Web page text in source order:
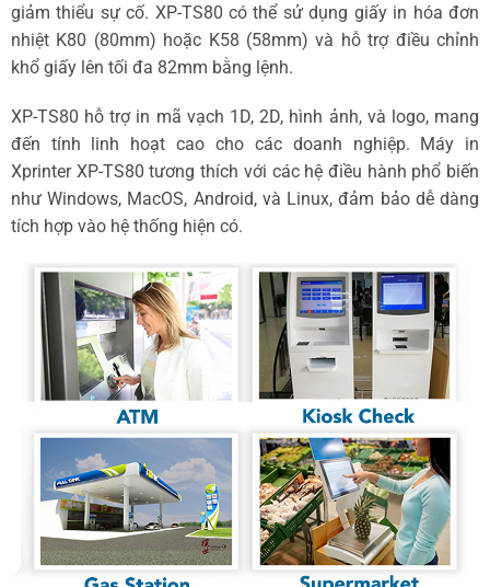
giảm thiểu sự cố. XP-TS80 có thể sử dụng giấy in hóa đơn
nhiệt K80 (80mm) hoặc K58 (58mm) và hỗ trợ điều chỉnh
khổ giấy lên tối đa 82mm bằng lệnh.
XP-TS80 hỗ trợ in mã vạch 1D, 2D, hình ảnh, và logo, mang
đến tính linh hoạt cao cho các doanh nghiệp. Máy in
Xprinter XP-TS80 tương thích với các hệ điều hành phổ biến
như Windows, MacOS, Android, và Linux, đảm bảo dễ dàng
tích hợp vào hệ thống hiện có.